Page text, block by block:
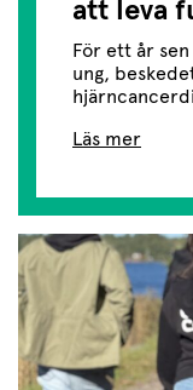
att leva
För ett år
ung,
Läs mer